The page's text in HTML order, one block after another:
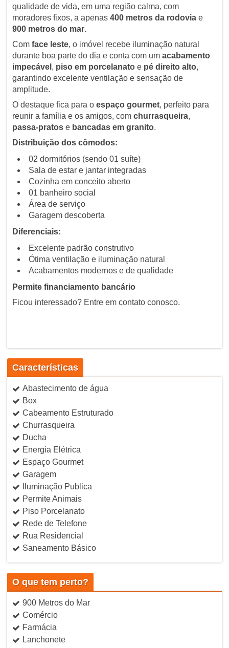
qualidade de vida, em uma região calma, com
moradores fixos, a apenas 400 metros da rodoviae
900 metros do mar.
Com face leste, o imóvel recebe iluminação natural
durante boa parte do dia e conta com um acabamento
impecável , piso em porcelanatoe pé direito alto,
garantindo excelente ventilação e sensação de
amplitude.
O destaque fica para o espaço gourmet, perfeito para
reunir a família e os amigos, com churrasqueira,
passa-pratose bancadas em granito.
Distribuição dos cômodos:
02 dormitórios (sendo 01 suíte)
Sala de estar e jantar integradas
Cozinha em conceito aberto
01 banheiro social
Área de serviço
Garagem descoberta
Diferenciais:
Excelente padrão construtivo
Ótima ventilação e iluminação natural
Acabamentos modernos e de qualidade
Permite financiamento bancário
Ficou interessado? Entre em contato conosco.
Características
Abastecimento de água
Box
Cabeamento Estruturado
Churrasqueira
Ducha
Energia Elétrica
Espaço Gourmet
Garagem
Iluminação Publica
Permite Animais
Piso Porcelanato
Rede de Telefone
Rua Residencial
Saneamento Básico
O que tem perto?
900 Metros do Mar
Comércio
Farmácia
Lanchonete